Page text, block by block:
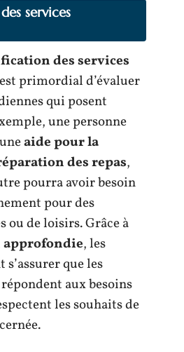
services
des services
primordial d’évaluer
qui posent
une personne
aide pour la
des repas,
pourra avoir besoin
pour des
ou de loisirs. Grâce à
, les
que les
aux besoins
les souhaits de